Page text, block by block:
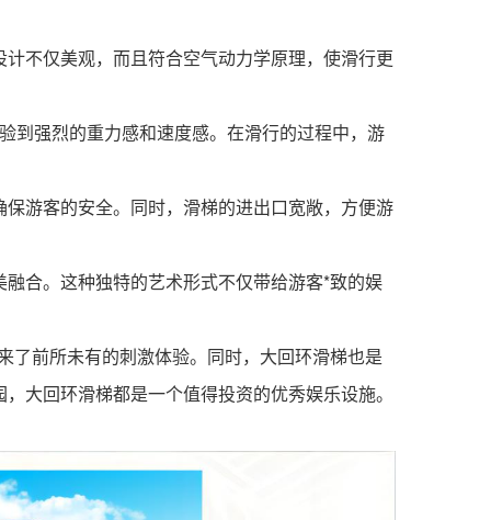
不仅美观，而且符合空气动力学原理，使滑行更
到强烈的重力感和速度感。在滑行的过程中，游
游客的安全。同时，滑梯的进出口宽敞，方便游
合。这种独特的艺术形式不仅带给游客*致的娱
了前所未有的刺激体验。同时，大回环滑梯也是
大回环滑梯都是一个值得投资的优秀娱乐设施。